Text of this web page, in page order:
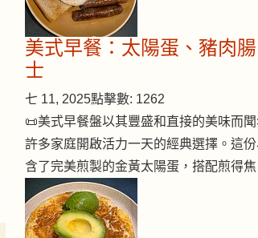
美式早餐：太陽蛋、豬肉
士
七 11, 2025點擊數: 1262
📜美式早餐盤以其豐盛和直接的美味而
許多家庭開啟活力一天的經典選擇。這
含了完美煎製的金黃太陽蛋，搭配煎得